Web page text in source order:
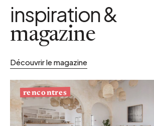
inspiration &
magazine
Découvrir le magazine
rencontres